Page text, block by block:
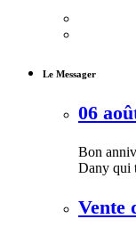
Le Messager
06
Bon
Dany qui
Vente